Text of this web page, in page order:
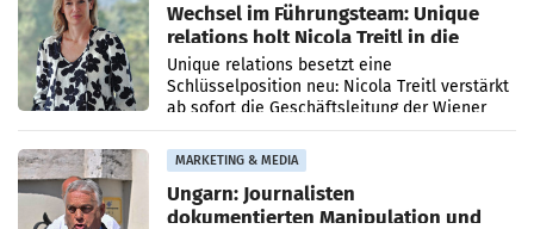
Wechsel im Führungsteam: Unique
relations holt Nicola Treitl in die
Geschäftsleitung
Unique relations besetzt eine
Schlüsselposition neu: Nicola Treitl verstärkt
ab sofort die Geschäftsleitung der Wiener
PR-Agentur an der Seite von Josef Kalina und
Anna Kalina-Mahr.
MARKETING & MEDIA
Ungarn: Journalisten
dokumentierten Manipulation und